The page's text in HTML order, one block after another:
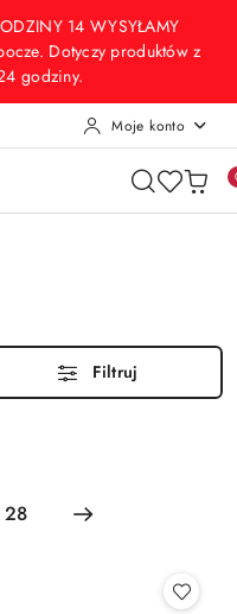
14 WYSYŁAMY
Dotyczy produktów z
godziny.
Moje konto
Filtruj